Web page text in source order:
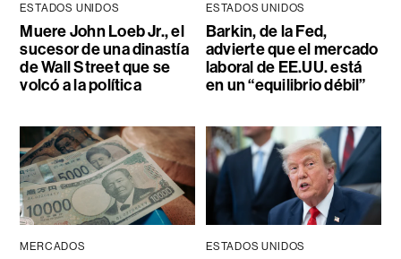
ESTADOS UNIDOS
Muere John Loeb Jr., el
sucesor de una dinastía
de Wall Street que se
volcó a la política
ESTADOS UNIDOS
Barkin, de la Fed,
advierte que el mercado
laboral de EE.UU. está
en un “equilibrio débil”
MERCADOS ESTADOS UNIDOS